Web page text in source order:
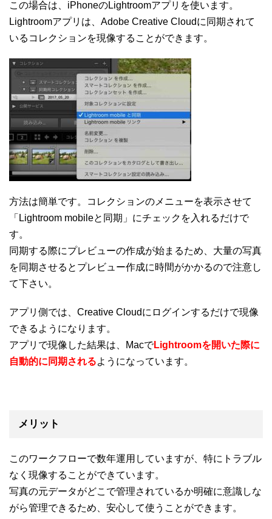
この場合は、iPhoneのLightroomアプリを使います。
Lightroomアプリは、Adobe Creative Cloudに同期されて
いるコレクションを現像することができます。
方法は簡単です。コレクションのメニューを表示させて
「Lightroom mobileと同期」にチェックを入れるだけで
す。
同期する際にプレビューの作成が始まるため、大量の写真
を同期させるとプレビュー作成に時間がかかるので注意し
て下さい。
アプリ側では、Creative Cloudにログインするだけで現像
できるようになります。
アプリで現像した結果は、MacでLightroomを開いた際に
自動的に同期されるようになっています。
メリット
このワークフローで数年運用していますが、特にトラブル
なく現像することができています。
写真の元データがどこで管理されているか明確に意識しな
がら管理できるため、安心して使うことができます。